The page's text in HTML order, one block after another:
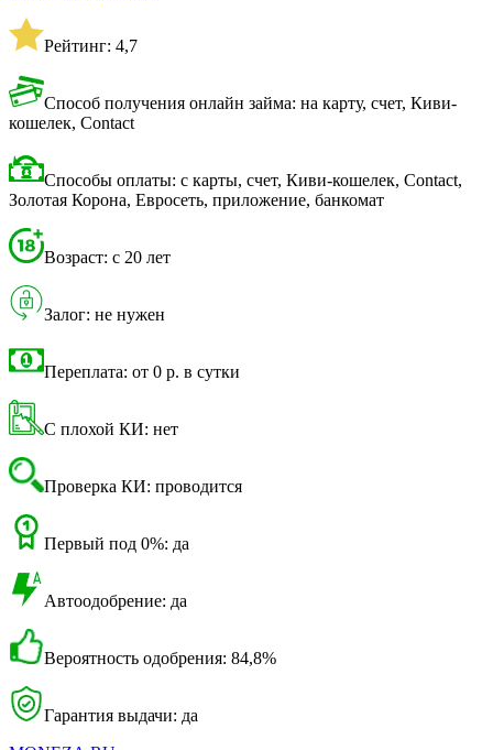
Рейтинг: 4,7
Способ получения онлайн займа: на карту, счет, Киви-
кошелек, Contact
Способы оплаты: с карты, счет, Киви-кошелек, Contact,
Золотая Корона, Евросеть, приложение, банкомат
Возраст: с 20 лет
Залог: не нужен
Переплата: от 0 р. в сутки
С плохой КИ: нет
Проверка КИ: проводится
Первый под 0%: да
Автоодобрение: да
Вероятность одобрения: 84,8%
Гарантия выдачи: да